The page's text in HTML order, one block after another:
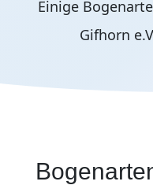
Einige
Gifhorn